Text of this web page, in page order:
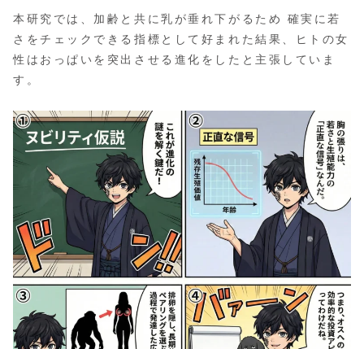
本研究では、加齢と共に乳が垂れ下がるため 確実に若
さをチェックできる指標として好まれた結果、ヒトの女
性はおっぱいを突出させる進化をしたと主張していま
す。